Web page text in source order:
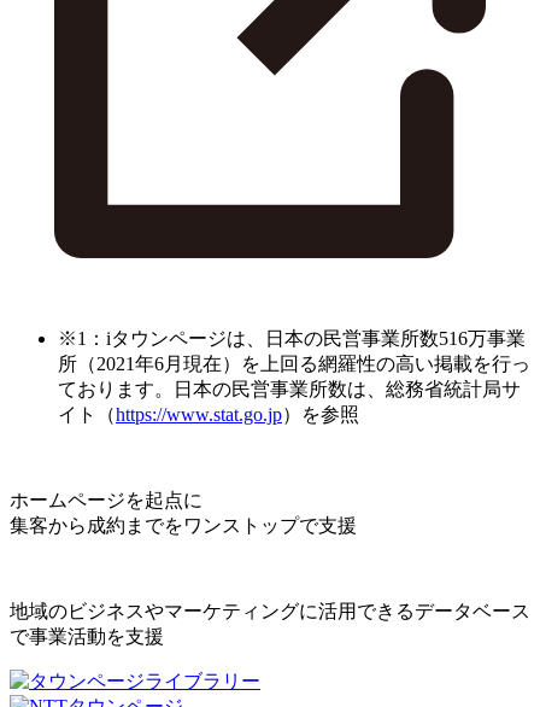
※1：iタウンページは、日本の民営事業所数516万事業
所（2021年6月現在）を上回る網羅性の高い掲載を行っ
ております。日本の民営事業所数は、総務省統計局サ
イト（https://www.stat.go.jp）を参照
ホームページを起点に
集客から成約までをワンストップで支援
地域のビジネスやマーケティングに活用できるデータベース
で事業活動を支援